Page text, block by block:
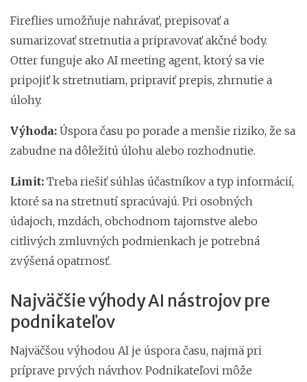
Fireflies umožňuje nahrávať, prepisovať a
sumarizovať stretnutia a pripravovať akčné body.
Otter funguje ako AI meeting agent, ktorý sa vie
pripojiť k stretnutiam, pripraviť prepis, zhrnutie a
úlohy.
Výhoda: Úspora času po porade a menšie riziko, že sa
zabudne na dôležitú úlohu alebo rozhodnutie.
Limit: Treba riešiť súhlas účastníkov a typ informácií,
ktoré sa na stretnutí spracúvajú. Pri osobných
údajoch, mzdách, obchodnom tajomstve alebo
citlivých zmluvných podmienkach je potrebná
zvýšená opatrnosť.
Najväčšie výhody AI nástrojov pre
podnikateľov
Najväčšou výhodou AI je úspora času, najmä pri
príprave prvých návrhov. Podnikateľovi môže